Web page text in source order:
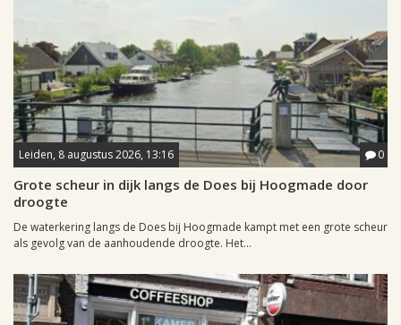
Leiden, 8 augustus 2026, 13:16 0
Grote scheur in dijk langs de Does bij Hoogmade door
droogte
De waterkering langs de Does bij Hoogmade kampt met een grote scheur
als gevolg van de aanhoudende droogte. Het...